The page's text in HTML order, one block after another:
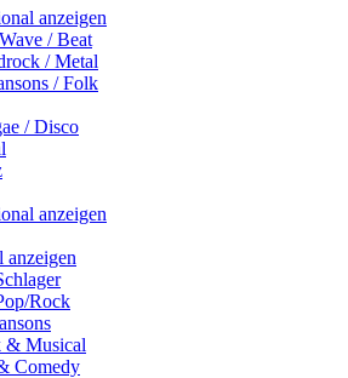
anzeigen
/ Beat
/ Metal
/ Folk
/ Disco
anzeigen
anzeigen
Rock
& Musical
Comedy